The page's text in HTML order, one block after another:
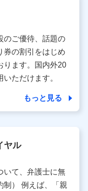
において個人情報
る場合がありま
、以下のとおり個
さまの識別子、属
用に関する情報。例
年齢、家族構成、住
などが含まれます。
各種サービスなどの
のご優待、話題の
券の割引をはじめ
ります。国内外20
ただけます。
もっと見る
ヤル
いて、弁護士に無
制） 例えば、「親